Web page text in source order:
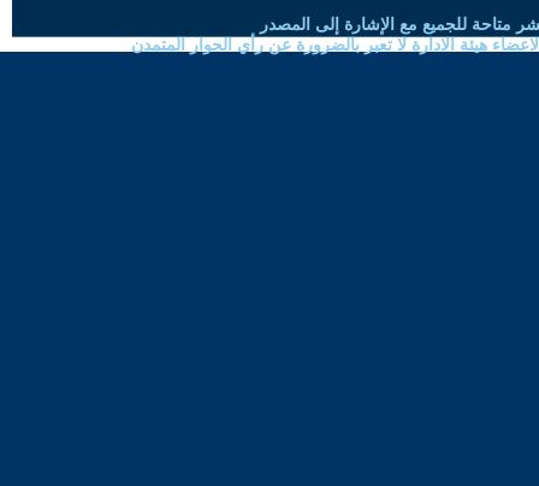
متاحة للجميع مع الإشارة إلى المصدر
هيئة الادارة لا تعبر بالضرورة عن رأي الحوار المتمدن